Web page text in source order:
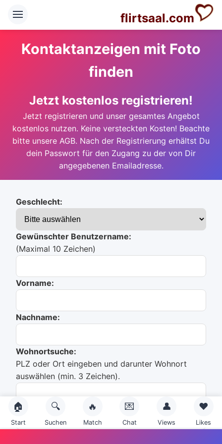
flirtsaal.com
Kontaktanzeigen mit Foto
finden
Jetzt kostenlos registrieren!
Jetzt registrieren und unser gesamtes Angebot
kostenlos nutzen. Keine versteckten Kosten! Beachte
bitte unsere AGB. Nach der Registrierung erhältst Du
dein Passwort für den Zugang zu der von Dir
angegebenen Emailadresse.
Geschlecht:
Gewünschter Benutzername:
(Maximal 10 Zeichen)
Vorname:
Nachname:
Wohnortsuche:
PLZ oder Ort eingeben und darunter Wohnort
auswählen (min. 3 Zeichen).
🏠
Start
🔍
Suchen
🔥
Match
💌
Chat
👤
Views
❤️
Likes